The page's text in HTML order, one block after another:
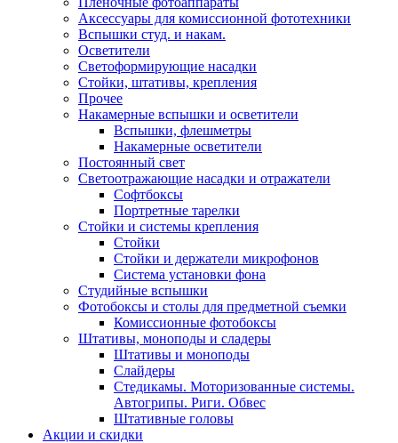
Аксессуары для комиссионной фототехники
Вспышки студ. и накам.
Осветители
Светоформирующие насадки
Стойки, штативы, крепления
Прочее
Накамерные вспышки и осветители
Вспышки, флешметры
Накамерные осветители
Постоянный свет
Светоотражающие насадки и отражатели
Софтбоксы
Портретные тарелки
Стойки и системы крепления
Стойки
Стойки и держатели микрофонов
Система установки фона
Студийные вспышки
Фотобоксы и столы для предметной съемки
Комиссионные фотобоксы
Штативы, моноподы и сладеры
Штативы и моноподы
Слайдеры
Стедикамы. Моторизованные системы.
Автогрипы. Риги. Обвес
Штативные головы
Акции и скидки